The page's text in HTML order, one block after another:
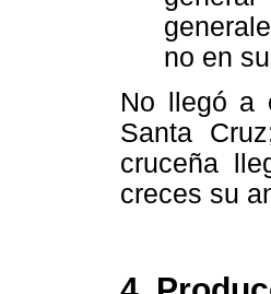
no en
No llegó a
Santa
cruceña
creces su